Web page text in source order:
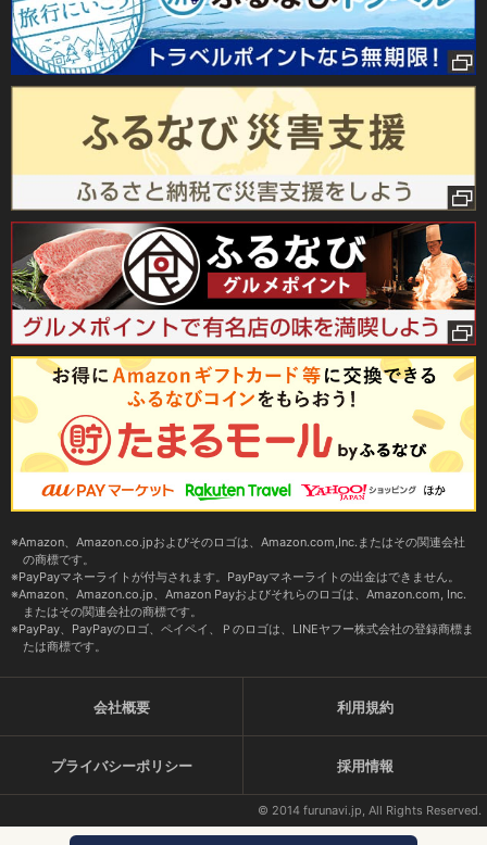
Amazon、Amazon.co.jpおよびそのロゴは、Amazon.com,Inc.またはその関連会社
の商標です。
PayPayマネーライトが付与されます。PayPayマネーライトの出金はできません。
Amazon、Amazon.co.jp、Amazon Payおよびそれらのロゴは、Amazon.com, Inc.
またはその関連会社の商標です。
PayPay、PayPayのロゴ、ペイペイ、Ｐのロゴは、LINEヤフー株式会社の登録商標ま
たは商標です。
会社概要 利用規約
プライバシーポリシー 採用情報
© 2014 furunavi.jp, All Rights Reserved.